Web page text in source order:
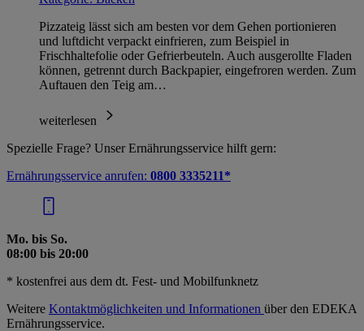
Pizzateig lässt sich am besten vor dem Gehen portionieren
und luftdicht verpackt einfrieren, zum Beispiel in
Frischhaltefolie oder Gefrierbeuteln. Auch ausgerollte Fladen
können, getrennt durch Backpapier, eingefroren werden. Zum
Auftauen den Teig am…
weiterlesen
Spezielle Frage? Unser Ernährungsservice hilft gern:
Ernährungsservice anrufen: 0800 3335211*
Mo. bis So.
08:00 bis 20:00
* kostenfrei aus dem dt. Fest- und Mobilfunknetz
Weitere Kontaktmöglichkeiten und Informationen über den EDEKA
Ernährungsservice.